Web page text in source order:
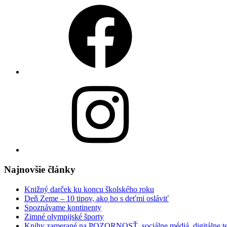
Najnovšie články
Knižný darček ku koncu školského roku
Deň Zeme – 10 tipov, ako ho s deťmi osláviť
Spoznávame kontinenty
Zimné olympijské športy